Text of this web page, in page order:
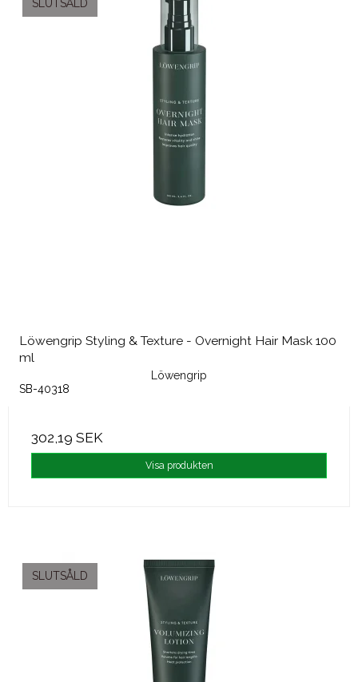
SLUTSÅLD
Löwengrip Styling & Texture - Overnight Hair Mask 100
ml
Löwengrip
SB-40318
302,19 SEK
Visa produkten
SLUTSÅLD